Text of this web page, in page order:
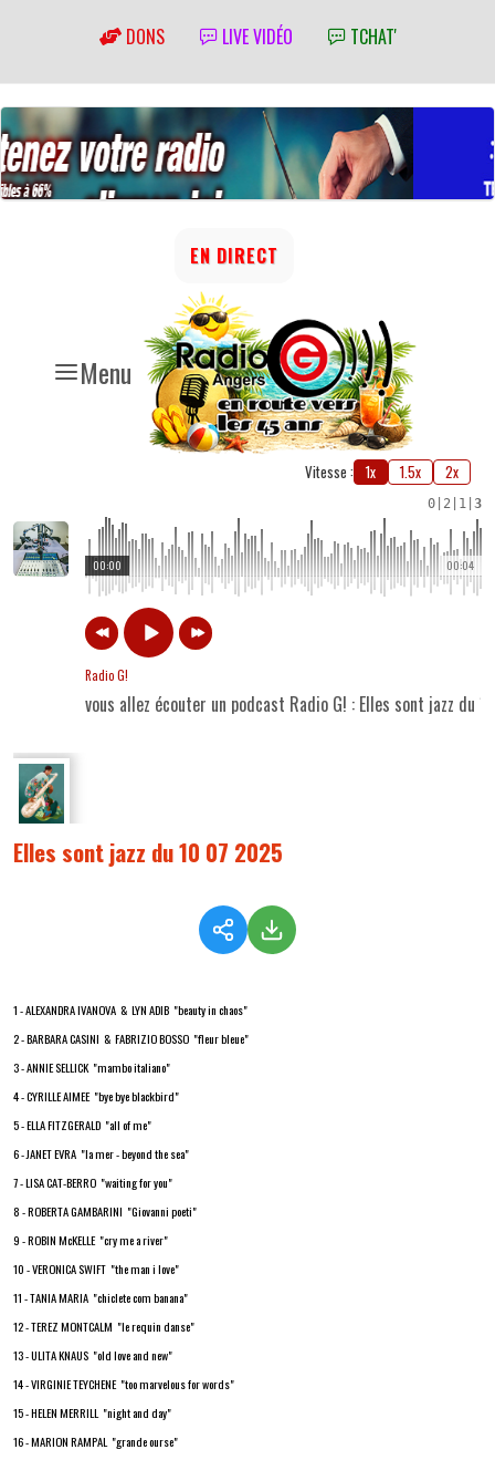
DONS LIVE VIDÉO TCHAT'
Menu
EN DIRECT
Vitesse : 1x 1.5x 2x
0 2 1 3
00:04
00:00
Radio G!
vous allez écouter un podcast Radio G! : Elles sont jazz du
Elles sont jazz du 10 07 2025
1 - ALEXANDRA IVANOVA & LYN ADIB "beauty in chaos"
2 - BARBARA CASINI & FABRIZIO BOSSO "fleur bleue"
3 - ANNIE SELLICK "mambo italiano"
4 - CYRILLE AIMEE "bye bye blackbird"
5 - ELLA FITZGERALD "all of me"
6 - JANET EVRA "la mer - beyond the sea"
7 - LISA CAT-BERRO "waiting for you"
8 - ROBERTA GAMBARINI "Giovanni poeti"
9 - ROBIN McKELLE "cry me a river"
10 - VERONICA SWIFT "the man i love"
11 - TANIA MARIA "chiclete com banana"
12 - TEREZ MONTCALM "le requin danse"
13 - ULITA KNAUS "old love and new"
14 - VIRGINIE TEYCHENE "too marvelous for words"
15 - HELEN MERRILL "night and day"
16 - MARION RAMPAL "grande ourse"